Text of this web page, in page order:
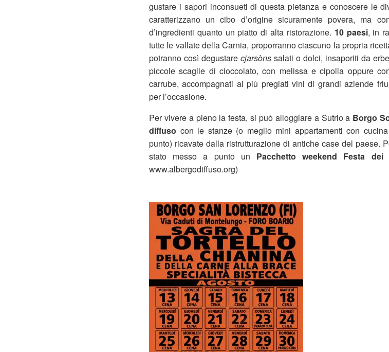
gustare i sapori inconsueti di questa pietanza e conoscere le
caratterizzano un cibo d’origine sicuramente povera, ma
d’ingredienti quanto un piatto di alta ristorazione. 10 paesi, in
tutte le vallate della Carnia, proporranno ciascuno la propria
potranno così degustare cjarsòns salati o dolci, insaporiti da
piccole scaglie di cioccolato, con melissa e cipolla oppure
carrube, accompagnati ai più pregiati vini di grandi aziende
per l’occasione.
Per vivere a pieno la festa, si può alloggiare a Sutrio a Borgo
diffuso con le stanze (o meglio mini appartamenti con
punto) ricavate dalla ristrutturazione di antiche case del paese.
stato messo a punto un Pacchetto weekend Festa dei
www.albergodiffuso.org)